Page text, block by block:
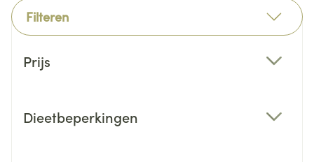
Filteren
Prijs
Dieetbeperkingen